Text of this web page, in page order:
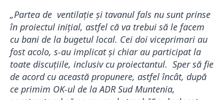
„Partea de ventilație și tavanul fals nu sunt prinse
în proiectul inițial, astfel că va trebui să le facem
cu bani de la bugetul local. Cei doi viceprimari au
fost acolo, s-au implicat și chiar au participat la
toate discuțiile, inclusiv cu proiectantul. Sper să fie
de acord cu această propunere, astfel încât, după
ce primim OK-ul de la ADR Sud Muntenia,